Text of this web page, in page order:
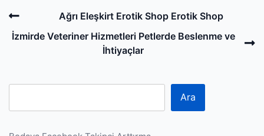
Post
navigation
Previous
Post
Ağrı Eleşkirt Erotik Shop Erotik Shop
İzmirde Veteriner Hizmetleri Petlerde Beslenme ve
İhtiyaçlar
Ara